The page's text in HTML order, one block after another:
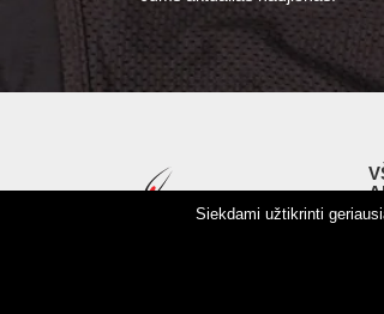
Siekdami užtikrinti